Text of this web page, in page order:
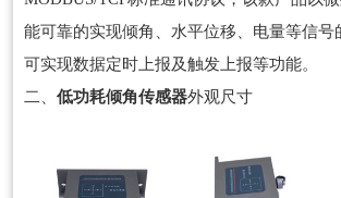
能可靠的实现倾角、水平位移、电量等信号
可实现数据定时上报及触发上报等功能。
二、 低功耗倾角传感器外观尺寸